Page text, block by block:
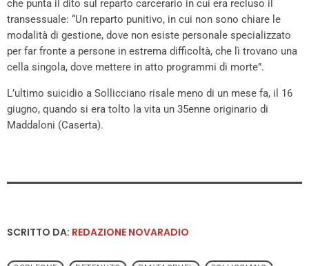
che punta il dito sul reparto carcerario in cui era recluso il
transessuale: “Un reparto punitivo, in cui non sono chiare le
modalità di gestione, dove non esiste personale specializzato
per far fronte a persone in estrema difficoltà, che lì trovano una
cella singola, dove mettere in atto programmi di morte”.
L’ultimo suicidio a Sollicciano risale meno di un mese fa, il 16
giugno, quando si era tolto la vita un 35enne originario di
Maddaloni (Caserta).
SCRITTO DA: REDAZIONE NOVARADIO